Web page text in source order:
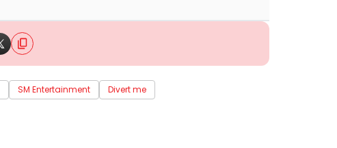
SM Entertainment Divert me